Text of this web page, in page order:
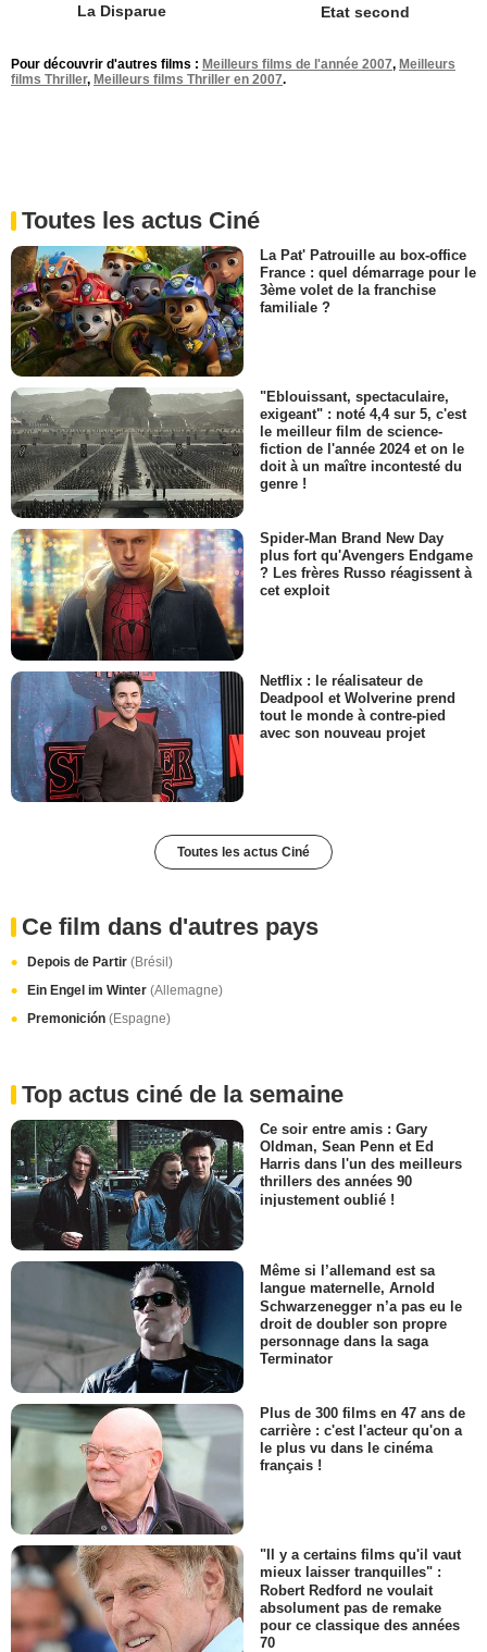
La Disparue Etat second
Pour découvrir d'autres films : Meilleurs films de l'année 2007, Meilleurs
films Thriller, Meilleurs films Thriller en 2007.
Toutes les actus Ciné
La Pat' Patrouille au box-office
France : quel démarrage pour le
3ème volet de la franchise
familiale ?
"Eblouissant, spectaculaire,
exigeant" : noté 4,4 sur 5, c'est
le meilleur film de science-
fiction de l'année 2024 et on le
doit à un maître incontesté du
genre !
Spider-Man Brand New Day
plus fort qu'Avengers Endgame
? Les frères Russo réagissent à
cet exploit
Netflix : le réalisateur de
Deadpool et Wolverine prend
tout le monde à contre-pied
avec son nouveau projet
Toutes les actus Ciné
Ce film dans d'autres pays
Depois de Partir (Brésil)
Ein Engel im Winter (Allemagne)
Premonición (Espagne)
Top actus ciné de la semaine
Ce soir entre amis : Gary
Oldman, Sean Penn et Ed
Harris dans l'un des meilleurs
thrillers des années 90
injustement oublié !
Même si l’allemand est sa
langue maternelle, Arnold
Schwarzenegger n’a pas eu le
droit de doubler son propre
personnage dans la saga
Terminator
Plus de 300 films en 47 ans de
carrière : c'est l'acteur qu'on a
le plus vu dans le cinéma
français !
"Il y a certains films qu'il vaut
mieux laisser tranquilles" :
Robert Redford ne voulait
absolument pas de remake
pour ce classique des années
70